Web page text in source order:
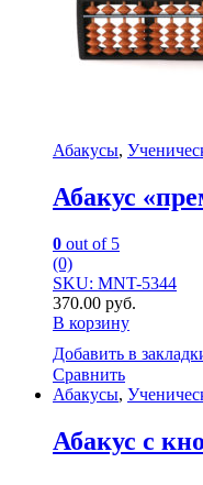
Абакусы,
Абакус
0 out of 5
(0)
SKU: MNT-5344
370.00 руб.
В корзину
Добавить в
Сравнить
Абакусы,
Абакус с